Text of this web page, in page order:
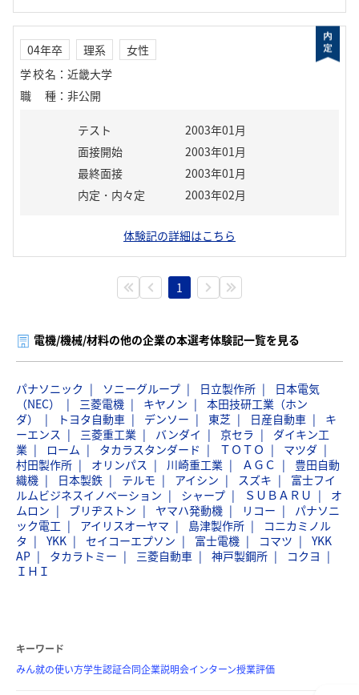
04年卒 理系
女性
学校名 ： 近畿大学
職種 ： 非公開
テスト
2003年01月
面接開始
2003年01月
最終面接
2003年01月
内定・内々定
2003年02月
体験記の詳細はこちら
1
電機/機械/材料の他の企業の本選考体験記一覧を見る
パナソニック ソニーグループ 日立製作所
日本電気
（NEC）
三菱電機 キヤノン
本田技研工業（ホン
ダ）
トヨタ自動車 デンソー 東芝 日産自動車
キ
ーエンス
三菱重工業 バンダイ 京セラ
ダイキン工
業
ローム タカラスタンダード ＴＯＴＯ
マツダ
村田製作所
オリンパス 川崎重工業 ＡＧＣ
豊田自動
織機
日本製鉄 テルモ アイシン スズキ
富士フイ
ルムビジネスイノベーション
シャープ ＳＵＢＡＲＵ
オ
ムロン
ブリヂストン ヤマハ発動機 リコー
パナソニ
ック電工
アイリスオーヤマ 島津製作所
コニカミノル
タ
YKK セイコーエプソン 富士電機 コマツ
YKK
AP
タカラトミー 三菱自動車 神戸製鋼所
コクヨ
ＩＨＩ
キーワード
みん就の使い方学生認証合同企業説明会インターン授業評価